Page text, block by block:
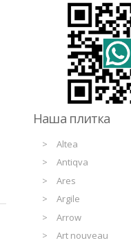
Наша плитка
Altea
Antiqva
Ares
Argile
Arrow
Art nouveau